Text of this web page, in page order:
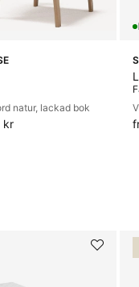
natur, lackad bok
kr